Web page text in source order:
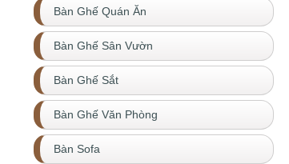
Bàn Ghế Quán Ăn
Bàn Ghế Sân Vườn
Bàn Ghế Sắt
Bàn Ghế Văn Phòng
Bàn Sofa